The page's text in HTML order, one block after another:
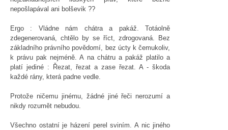
nepošlapával ani bolševik ??
Ergo : Vládne nám chátra a pakáž. Totáolně
zdegenerovaná, chtělo by se říct, zdrogovaná. Bez
základního právního povědomí, bez úcty k čemukoliv,
k právu pak nejméně. A na chátru a pakáž platilo a
platí jediné : Řezat, řezat a zase řezat. A - škoda
každé rány, která padne vedle.
Protože ničemu jinému, žádné jiné řeči nerozumí a
nikdy rozumět nebudou.
Všechno ostatní je házení perel sviním. A nic jiného